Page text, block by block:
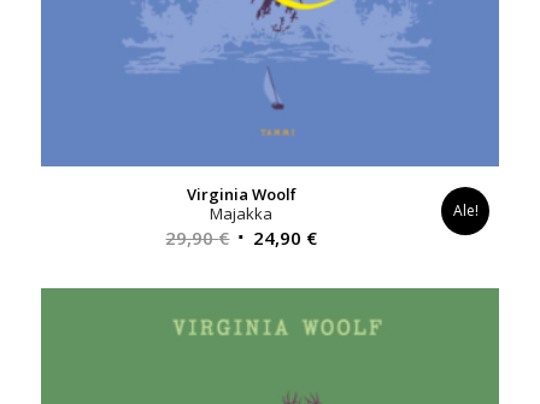
Virginia Woolf
Majakka
29,90€ Alkuperäinen
oli:
29,90 €.
24,90 €Nykyinen
on:
24,90 €.
Ale!